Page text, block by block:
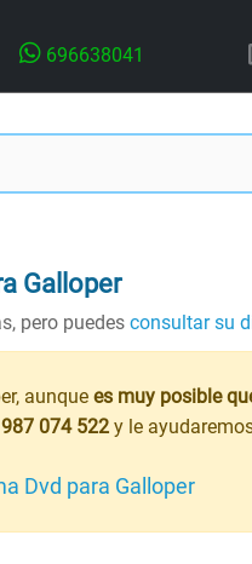
696638041
Galloper
pero puedes consultar su
aunque es muy posible
987 074 522 y le
Dvd para Galloper